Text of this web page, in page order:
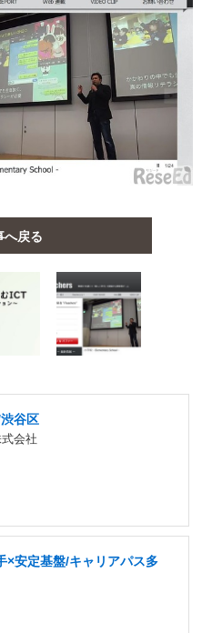
へ戻る
谷区
会社
×安定基盤/キャリアパス多